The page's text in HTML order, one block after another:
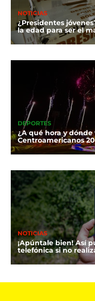
NOTICIAS
¿Presidentes
la edad para ser el
DEPORTES
¿A qué hora y dónde
Centroamericanos
NOTICIAS
¡Apúntale bien! Así
telefónica si no